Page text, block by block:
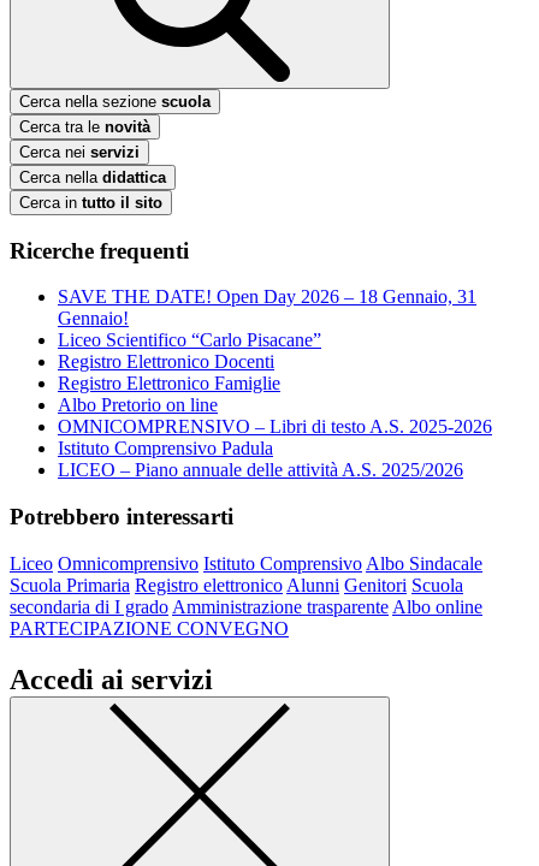
Cerca nella sezione scuola
Cerca tra le novità
Cerca nei servizi
Cerca nella didattica
Cerca in tutto il sito
Ricerche frequenti
SAVE THE DATE! Open Day 2026 – 18 Gennaio, 31
Gennaio!
Liceo Scientifico “Carlo Pisacane”
Registro Elettronico Docenti
Registro Elettronico Famiglie
Albo Pretorio on line
OMNICOMPRENSIVO – Libri di testo A.S. 2025-2026
Istituto Comprensivo Padula
LICEO – Piano annuale delle attività A.S. 2025/2026
Potrebbero interessarti
Liceo Omnicomprensivo Istituto Comprensivo Albo Sindacale
Scuola Primaria Registro elettronico Alunni Genitori Scuola
secondaria di I grado Amministrazione trasparente Albo online
PARTECIPAZIONE CONVEGNO
Accedi ai servizi